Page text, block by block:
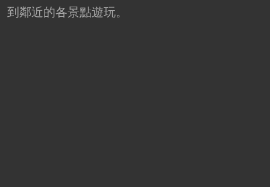
到鄰近的各景點遊玩。